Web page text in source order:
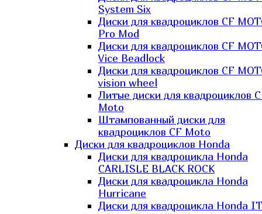
System Six
Диски для квадроциклов CF
Pro Mod
Диски для квадроциклов CF
Vice Beadlock
Диски для квадроциклов CF
vision wheel
Литые диски для квадроциклов
Moto
Штампованный диски для
квадроциклов CF Moto
Диски для квадроциклов Honda
Диски для квадроцикла Honda
CARLISLE BLACK ROCK
Диски для квадроцикла Honda
Hurricane
Диски для квадроцикла Honda